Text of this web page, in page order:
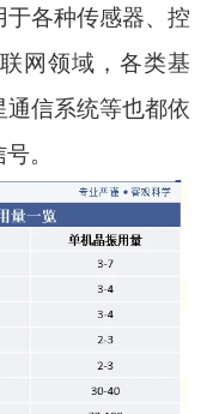
各种传感器、控
网领域，各类基
信系统等也都依
。